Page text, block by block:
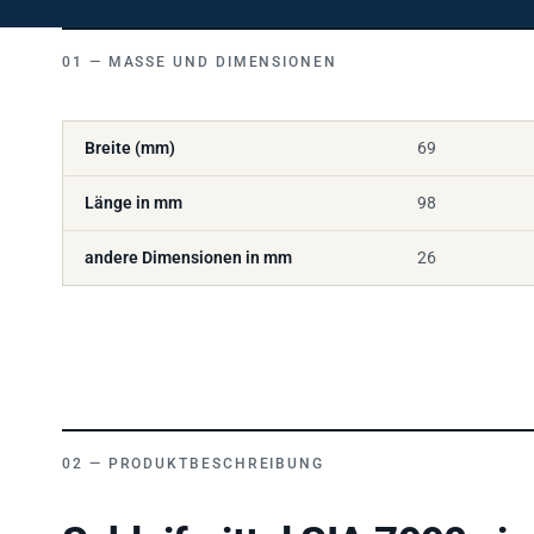
MASSE UND DIMENSIONEN
Breite (mm) 69
Länge in mm 98
andere Dimensionen in mm 26
PRODUKTBESCHREIBUNG